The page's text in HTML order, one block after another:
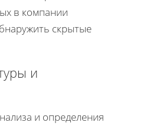
в компании
скрытые
и
и определения